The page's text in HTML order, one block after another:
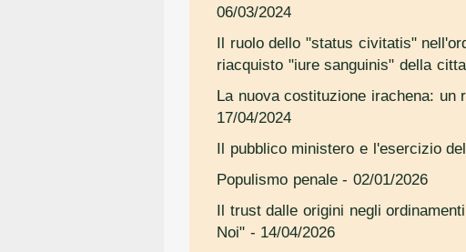
06/03/2024
Il ruolo dello "status civitatis"
riacquisto "iure sanguinis" della
La nuova costituzione irachena:
17/04/2024
Il pubblico ministero e l'esercizio
Populismo penale- 02/01/2026
Il trust dalle origini negli
Noi" - 14/04/2026